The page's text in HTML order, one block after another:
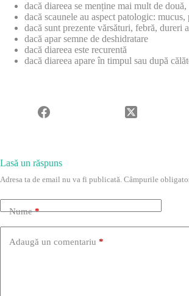
dacă diareea se menține mai mult de
dacă scaunele au aspect patologic: mucus,
dacă sunt prezente vărsături, febră, dureri
dacă apar semne de deshidratare
dacă diareea este recurentă
dacă diareea apare în timpul sau după
Lasă un răspuns
Adresa ta de email nu va fi publicată. Câmpurile
Nume*
Adaugă un comentariu *